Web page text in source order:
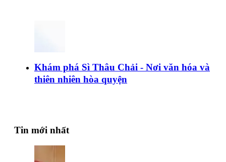
Khám phá Sì Thâu Chải - Nơi văn hóa và
thiên nhiên hòa quyện
Tin mới nhất